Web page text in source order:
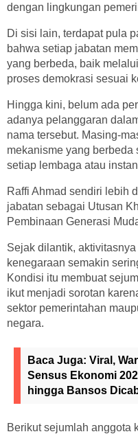
dengan lingkungan
Di sisi lain, terdapat pula
bahwa setiap jabatan
yang berbeda, baik
proses demokrasi sesuai
Hingga kini, belum ada
adanya pelanggaran
nama tersebut. Masing-
mekanisme yang berbeda
setiap lembaga atau
Raffi Ahmad sendiri lebih
jabatan sebagai Utusan
Pembinaan Generasi
Sejak dilantik,
kenegaraan semakin
Kondisi itu membuat
ikut menjadi sorotan
sektor pemerintahan
negara.
Baca Juga: Viral,
Sensus Ekonomi
hingga Bansos
Berikut sejumlah anggota